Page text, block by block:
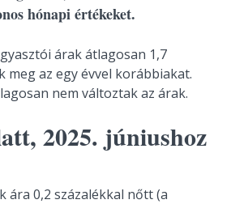
hónapi értékeket.
árak átlagosan 1,7
meg az egy évvel korábbiakat.
nem változtak az árak.
2025. júniushoz
ára 0,2 százalékkal nőtt (a